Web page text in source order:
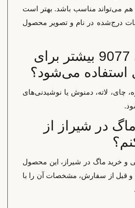
می‌تواند مناسب باشد. بهتر است
درج‌شده در نام و تصویر محصول
قمقمه ایان 9077 بیشتر برای
استفاده می‌شود؟
چای، لاته، دمنوش یا نوشیدنی‌های
در شیراز از
و خرید ماگ در شیراز، این محصول
و قبل از سفارش، مشخصات آن را با